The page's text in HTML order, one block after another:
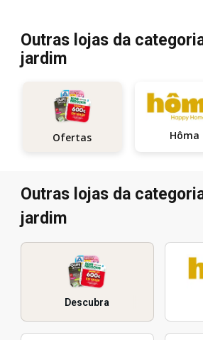
Outras lojas da
jardim
Ofertas Hôma
Outras lojas da
jardim
Descubra